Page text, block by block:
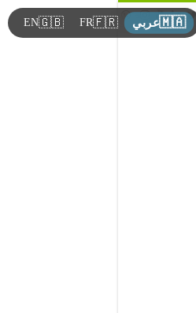
🇲🇦عربي 🇫🇷
FR
🇬🇧
EN